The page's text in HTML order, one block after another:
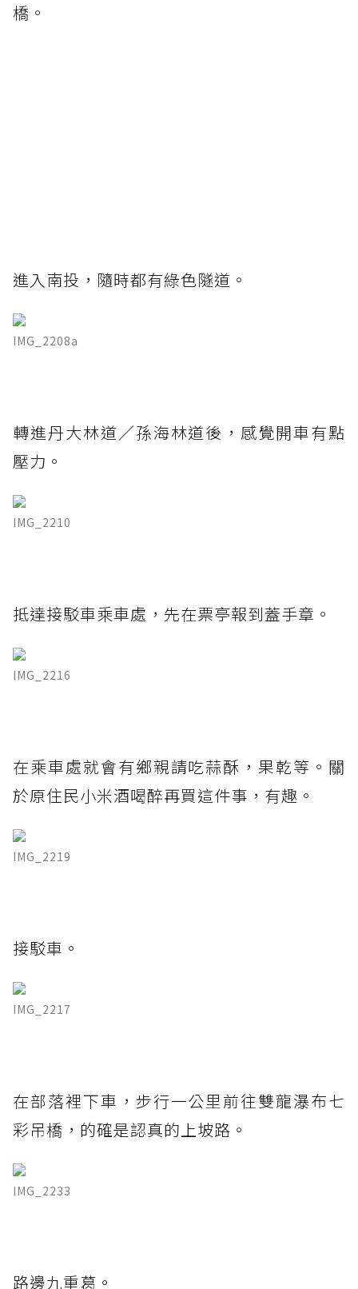
橋。
進入南投，隨時都有綠色隧道。
IMG_2208a
轉進丹大林道／孫海林道後，感覺開車有點
壓力。
IMG_2210
抵達接駁車乘車處，先在票亭報到蓋手章。
IMG_2216
在乘車處就會有鄉親請吃蒜酥，果乾等。關
於原住民小米酒喝醉再買這件事，有趣。
IMG_2219
接駁車。
IMG_2217
在部落裡下車，步行一公里前往雙龍瀑布七
彩吊橋，的確是認真的上坡路。
IMG_2233
路邊九重葛。